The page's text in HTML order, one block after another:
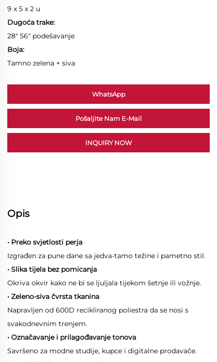
9 x 5 x 2 u
Dugoća trake:
28" 56" podešavanje
Boja:
Tamno zelena + siva
WhatsApp
Pošaljite Nam E-Mail
INQUIRY NOW
Opis
• Preko svjetlosti perja
Izgrađen za pune dane sa jedva-tamo težine i pametno stil.
• Slika tijela bez pomicanja
Okriva okvir kako ne bi se ljuljala tijekom šetnje ili vožnje.
• Zeleno-siva čvrsta tkanina
Napravljen od 600D recikliranog poliestra da se nosi s
svakodnevnim trenjem.
• Označavanje i prilagođavanje tonova
Savršeno za modne studije, kupce i digitalne prodavače.